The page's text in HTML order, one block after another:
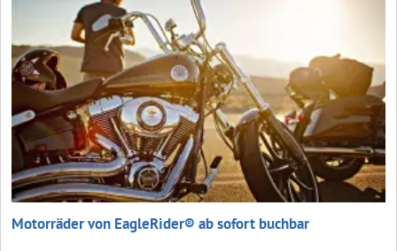
Motorräder von EagleRider® ab sofort buchbar